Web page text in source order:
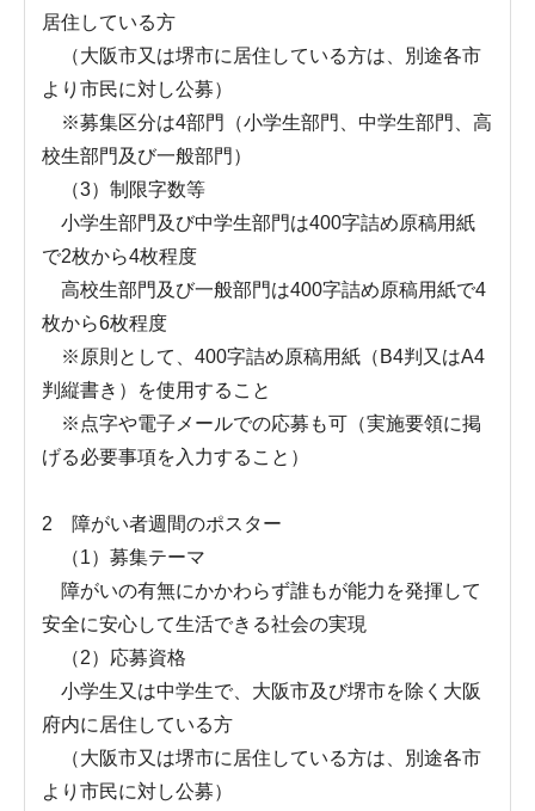
居住している方
（大阪市又は堺市に居住している方は、別途各市
より市民に対し公募）
※募集区分は4部門（小学生部門、中学生部門、高
校生部門及び一般部門）
（3）制限字数等
小学生部門及び中学生部門は400字詰め原稿用紙
で2枚から4枚程度
高校生部門及び一般部門は400字詰め原稿用紙で4
枚から6枚程度
※原則として、400字詰め原稿用紙（B4判又はA4
判縦書き）を使用すること
※点字や電子メールでの応募も可（実施要領に掲
げる必要事項を入力すること）
2 障がい者週間のポスター
（1）募集テーマ
障がいの有無にかかわらず誰もが能力を発揮して
安全に安心して生活できる社会の実現
（2）応募資格
小学生又は中学生で、大阪市及び堺市を除く大阪
府内に居住している方
（大阪市又は堺市に居住している方は、別途各市
より市民に対し公募）